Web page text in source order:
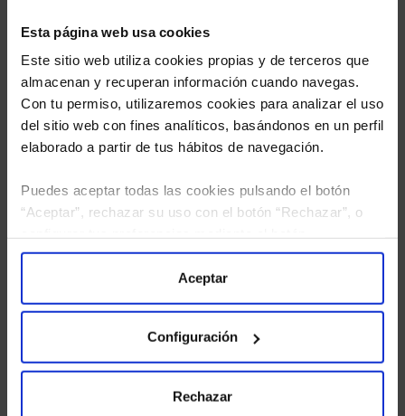
Esta página web usa cookies
Este sitio web utiliza cookies propias y de terceros que
almacenan y recuperan información cuando navegas.
Con tu permiso, utilizaremos cookies para analizar el uso
del sitio web con fines analíticos, basándonos en un perfil
elaborado a partir de tus hábitos de navegación.
Puedes aceptar todas las cookies pulsando el botón
“Aceptar”, rechazar su uso con el botón “Rechazar”, o
“Configuración”. Consulta nuestraPolítica
para más información.
Aceptar
Configuración
Rechazar
He leído
tratamiento de mis datos personales.